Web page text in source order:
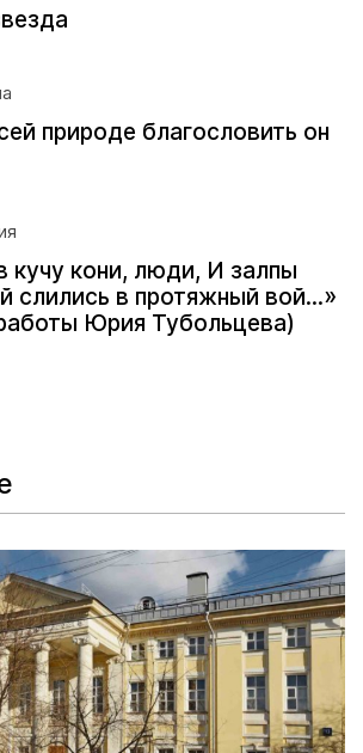
природе благословить он
кучу кони, люди, И залпы
слились в протяжный вой...»
Юрия Тубольцева)